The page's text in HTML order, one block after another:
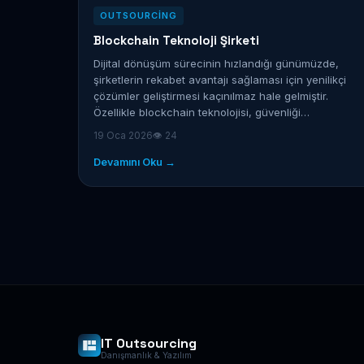
OUTSOURCING
Blockchain Teknoloji Şirketi
Dijital dönüşüm sürecinin hızlandığı günümüzde,
şirketlerin rekabet avantajı sağlaması için yenilikçi
çözümler geliştirmesi kaçınılmaz hale gelmiştir.
Özellikle blockchain teknolojisi, güvenliği…
19 Oca 2026👁 24
Devamını Oku →
IT Outsourcing
Danışmanlık & Yazılım